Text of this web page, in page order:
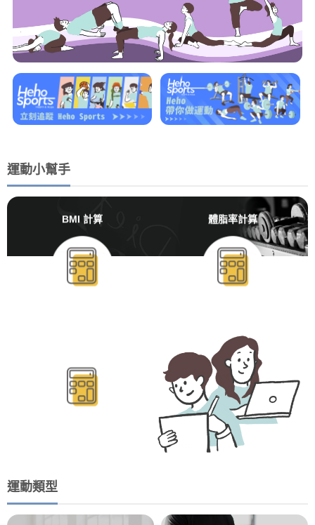
運動小幫手
BMI 計算 體脂率計算
運動類型